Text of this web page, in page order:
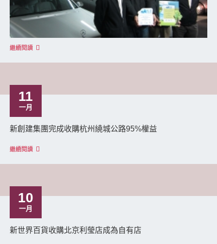
繼續閱讀
11
一月
新創建集團完成收購杭州繞城公路95%權益
繼續閱讀
10
一月
新世界百貨收購北京利瑩店成為自有店